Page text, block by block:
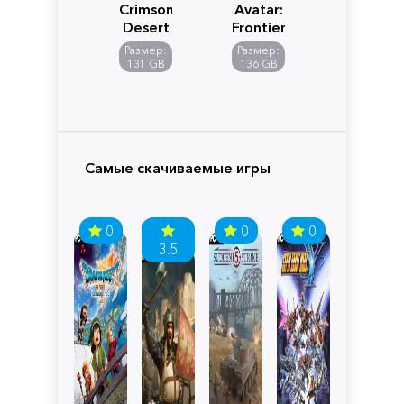
Crimson
Desert
Размер:
131 GB
Avatar:
Frontiers
of
Pandora
Размер:
136 GB
Самые скачиваемые игры
0
3.5
0 0